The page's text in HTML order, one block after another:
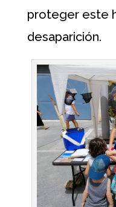
proteger este
desaparición.